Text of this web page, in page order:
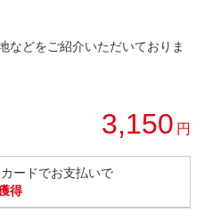
などをご紹介いただいておりま
3,150 円
ードでお支払いで
得